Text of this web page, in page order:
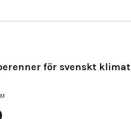
för svenskt klimat